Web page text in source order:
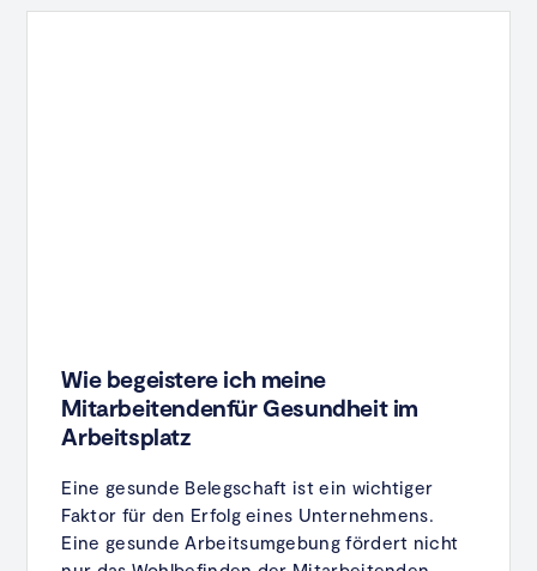
Wie begeistere ich meine
Mitarbeitendenfür Gesundheit im
Arbeitsplatz
Eine gesunde Belegschaft ist ein wichtiger
Faktor für den Erfolg eines Unternehmens.
Eine gesunde Arbeitsumgebung fördert nicht